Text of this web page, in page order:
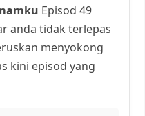
Episod 49
anda tidak terlepas
menyokong
kini episod yang